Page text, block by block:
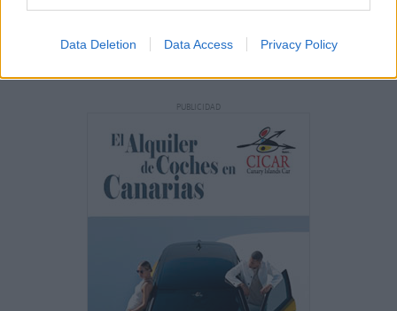
Data Deletion Data Access Privacy Policy
Incendio en Parque Holandés
PUBLICIDAD